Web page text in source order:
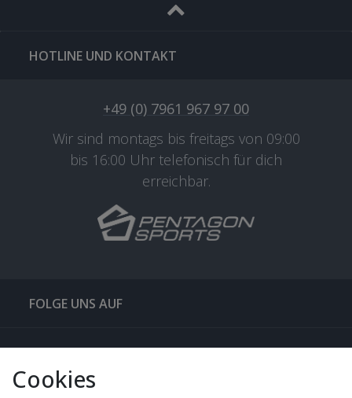
HOTLINE UND KONTAKT
+49 (0) 7961 967 97 00
Wir sind montags bis freitags von 09:00
bis 16:00 Uhr telefonisch für dich
erreichbar.
FOLGE UNS AUF
QUICKLINKS & TIPPS
Cookies